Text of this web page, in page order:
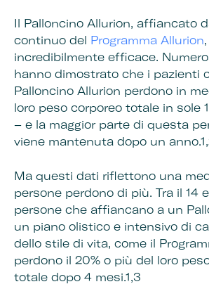
Il Palloncino Allurion, affiancato
continuo del Programma Allurion
incredibilmente efficace.
hanno dimostrato che i pazienti
Palloncino Allurion perdono in
loro peso corporeo totale in sole
– e la maggior parte di questa
viene mantenuta dopo un
Ma questi dati riflettono una
persone perdono di più. Tra il 14
persone che affiancano a un
un piano olistico e intensivo di
dello stile di vita, come il
perdono il 20% o più del loro
totale dopo 4 mesi.1,3